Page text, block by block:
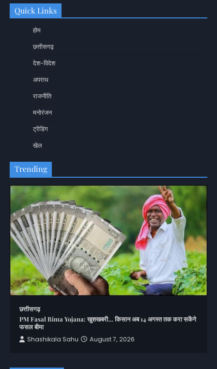
Quick Links
होम
छत्तीसगढ़
देश-विदेश
अपराध
राजनीति
मनोरंजन
ट्रेंडिंग
खेल
Trending
छत्तीसगढ़
PM Fasal Bima Yojana: खुशखबरी… किसान अब 14 अगस्त तक करा सकेंगे
फसल बीमा
Shashikala Sahu
August 7, 2026